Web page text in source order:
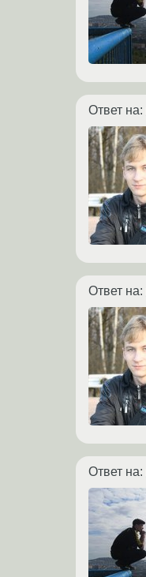
Ответ на:
Ответ на:
Ответ на: